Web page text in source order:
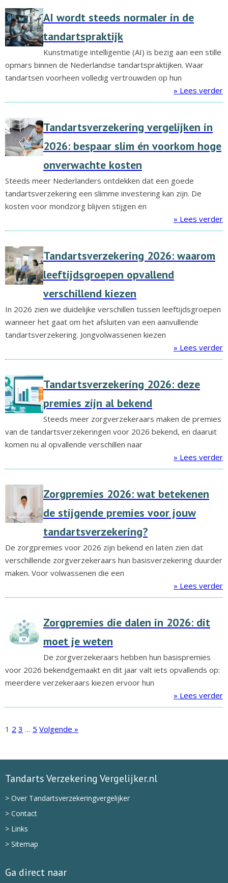
AI wordt steeds normaler in de
tandartspraktijk
Kunstmatige intelligentie (AI) is bezig aan een stille
opmars binnen de Nederlandse tandartspraktijken. Waar
tandartsen voorheen volledig vertrouwden op hun
» Lees verder
Tandartsverzekering vergelijken in
2026: bespaar slim én voorkom hoge
onverwachte kosten
Steeds meer Nederlanders ontdekken dat een goede
tandartsverzekering een slimme investering kan zijn. De
kosten voor mondzorg blijven stijgen en
» Lees verder
Tandartsverzekering 2026: waarom
leeftijdsgroepen opvallend
verschillend kiezen
In 2026 zien we duidelijke verschillen tussen leeftijdsgroepen
wanneer het gaat om het afsluiten van een aanvullende
tandartsverzekering. Jongvolwassenen kiezen
» Lees verder
Tandartsverzekering 2026: deze
premies zijn al bekend
Steeds meer zorgverzekeraars maken de premies
van de tandartsverzekeringen voor 2026 bekend, en daaruit
komen nu al opvallende verschillen naar
» Lees verder
Zorgpremies 2026: wat betekenen
de stijgende premies voor jouw
tandartsverzekering?
De zorgpremies voor 2026 zijn bekend en laten zien dat
verschillende zorgverzekeraars hun basisverzekering duurder
maken. Voor volwassenen die een
» Lees verder
Zorgpremies die dalen in 2026: dit
moet je weten
De zorgverzekeraars hebben hun basispremies
voor 2026 bekendgemaakt en dit jaar valt iets opvallends op:
meerdere verzekeraars kiezen ervoor hun
» Lees verder
1 2 3 … 5 Volgende »
Tandarts Verzekering Vergelijker.nl
> Over Tandartsverzekeringvergelijker
> Contact
> Links
> Sitemap
Ga direct naar